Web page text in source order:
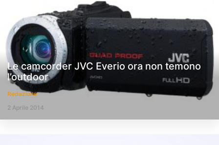
Le camcorder JVC Everio ora non temono
l’outdoor
Redazione
2 Aprile 2014